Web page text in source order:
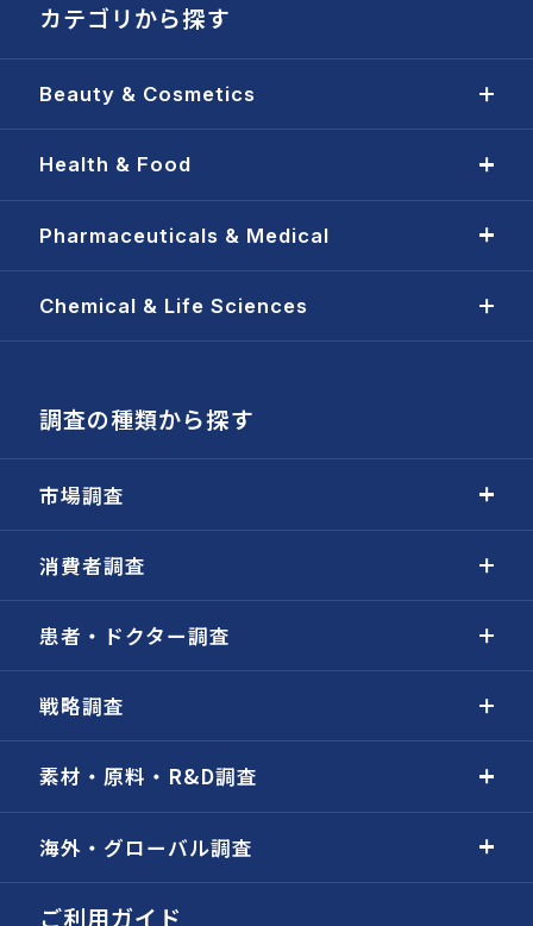
カテゴリから探す
Beauty & Cosmetics
Health & Food
Pharmaceuticals & Medical
Chemical & Life Sciences
調査の種類から探す
市場調査
消費者調査
患者・ドクター調査
戦略調査
素材・原料・R&D調査
海外・グローバル調査
ご利用ガイド